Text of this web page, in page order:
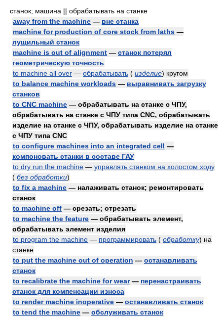
станок; машина || обрабатывать на станке
away from the machine — вне станка
machine for production of core stock from laths —
лущильный станок
machine is out of alignment — станок потерял
геометрическую точность
to machine all over — обрабатывать ( изделие) кругом
to balance machine workloads — выравнивать загрузку
станков
to CNC machine — обрабатывать на станке с ЧПУ,
обрабатывать на станке с ЧПУ типа CNC, обрабатывать
изделие на станке с ЧПУ, обрабатывать изделие на станке
с ЧПУ типа CNC
to configure machines into an integrated cell —
компоновать станки в составе ГАУ
to dry run the machine — управлять станком на холостом ходу
( без обработки)
to fix a machine — налаживать станок; ремонтировать
станок
to machine off — срезать; отрезать
to machine the feature — обрабатывать элемент,
обрабатывать элемент изделия
to program the machine — программировать ( обработку) на
станке
to put the machine out of operation — останавливать
станок
to recalibrate the machine for wear— перенастраивать
станок для компенсации износа
to render machine inoperative — останавливать станок
to tend the machine — обслуживать станок